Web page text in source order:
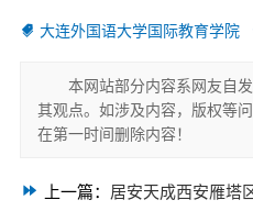
大连外国语大学国际教育学院
本网站部分内容系网友自
其观点。如涉及内容，版权等
在第一时间删除内容！
上一篇： 居安天成西安雁塔区